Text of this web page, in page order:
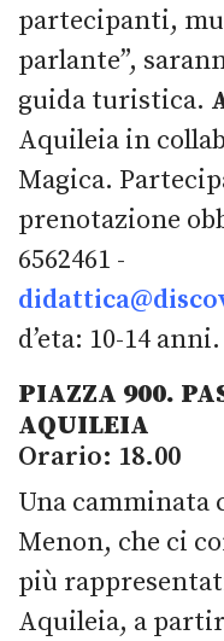
partecipanti,
parlante”,
guida turistica.
Aquileia in
Magica.
prenotazione
6562461 -
d’eta: 10-14
PIAZZA 900.
AQUILEIA
Orario: 18.00
Una camminata
Menon, che ci
più
Aquileia, a